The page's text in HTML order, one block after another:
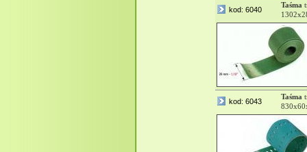
kod: 6040
Taśma
kod: 6043
Taśma